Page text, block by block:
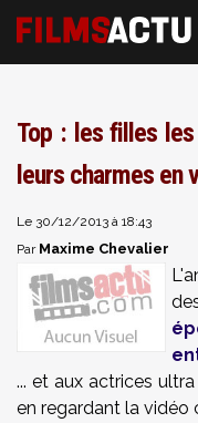
Top : les filles
leurs charmes en
Le 30/12/2013 à 18:43
Par Maxime Chevalier
... et aux actrices
en regardant la vidéo